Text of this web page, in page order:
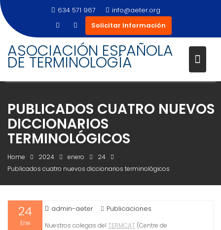
content
634 571 967
info@aeter.org
Solicitar Información
ASOCIACIÓN ESPAÑOLA
DE TERMINOLOGÍA
PUBLICADOS CUATRO NUEVOS
DICCIONARIOS
TERMINOLÓGICOS
Home 2024 enero
24
Publicados cuatro nuevos diccionarios terminológicos
24
Ene
admin-aeter Publicaciones
Nuestros colegas del TERMCAT (Centre de